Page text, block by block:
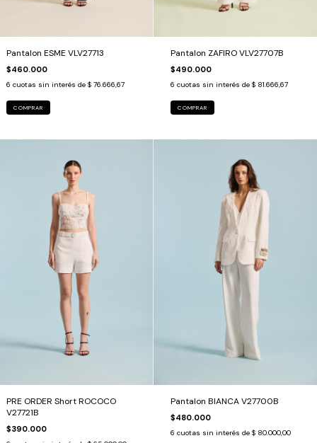
Pantalon ESME VLV27713
$460.000
6 cuotas sin interés de $ 76.666,67
COMPRAR
Pantalon ZAFIRO VLV27707B
$490.000
6 cuotas sin interés de $ 81.666,67
COMPRAR
PRE ORDER Short ROCOCO
V27721B
$390.000
Pantalon BIANCA V27700B
$480.000
6 cuotas sin interés de $ 80.000,00